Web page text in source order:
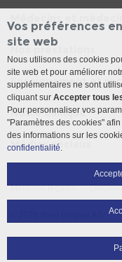
Médecins et
Nos prestations
Enseignement et
Notre Clinique
Médias sociaux
Mentions légales
Vos préférences
site web
Nous utilisons des cookies
site web et pour améliorer
supplémentaires ne sont
cliquant sur Accepter tous
Pour personnaliser vos
"Paramètres des cookies"
des informations sur les
confidentialité.